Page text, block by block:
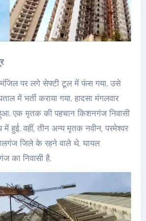
मंजिल पर लगे सेफ्टी टूल में फंस गया. उसे
में भर्ती कराया गया. हादसा मंगलवार
एक मृतक की पहचान किशनगंज निवासी
में हुई. वहीं, तीन अन्य मृतक नवीन, परमेश्वर
जिले के रहने वाले थे. घायल
का निवासी है.